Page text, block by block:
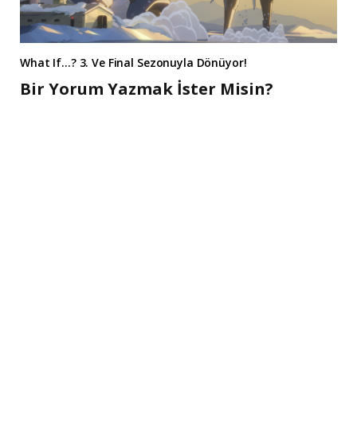
What If…? 3. Ve Final Sezonuyla Dönüyor!
Bir Yorum Yazmak İster Misin?